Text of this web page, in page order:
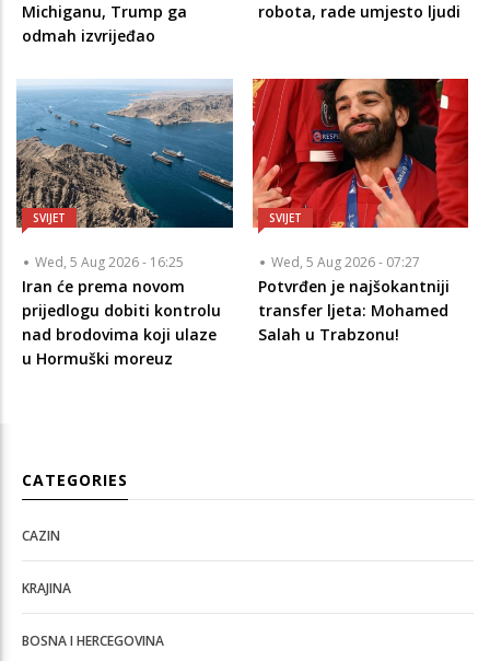
Michiganu, Trump ga
odmah izvrijeđao
robota, rade umjesto ljudi
SVIJET
Wed, 5 Aug 2026 - 16:25
Iran će prema novom
prijedlogu dobiti kontrolu
nad brodovima koji ulaze
u Hormuški moreuz
SVIJET
Wed, 5 Aug 2026 - 07:27
Potvrđen je najšokantniji
transfer ljeta: Mohamed
Salah u Trabzonu!
CATEGORIES
CAZIN
KRAJINA
BOSNA I HERCEGOVINA